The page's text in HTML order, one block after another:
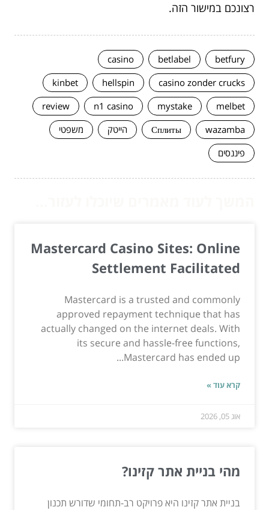
רצונכם במישור הזה.
betfury
betlabel
casino
casino zonder crucks
hellspin
kinbet
melbet
mystake
n1 casino
review
wazamba
Сплиты הייטק
משפטי
פיננסים
Mastercard Casino Sites: Online
Settlement Facilitated
Mastercard is a trusted and commonly
approved repayment technique that has
actually changed on the internet deals. With
its secure and hassle-free functions,
Mastercard has ended up...
קרא עוד »
אוג 05, 2026
מהי בניית אתר קזינו?
בניית אתר קזינו היא פרויקט רב-תחומי שדורש תכנון